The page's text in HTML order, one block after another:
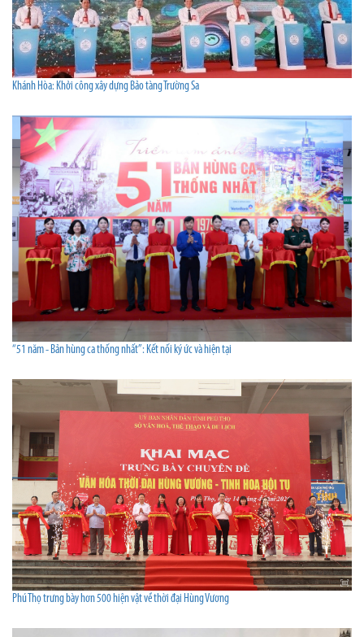
Khánh Hòa: Khởi công xây dựng Bảo tàng Trường Sa
“51 năm - Bản hùng ca thống nhất”: Kết nối ký ức và hiện tại
Phú Thọ trưng bày hơn 500 hiện vật về thời đại Hùng Vương